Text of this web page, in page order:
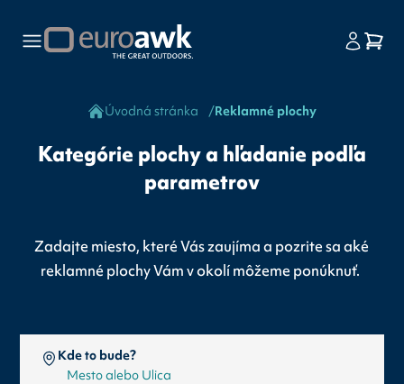
Úvodná stránka Reklamné plochy
Kategórie plochy a hľadanie podľa
parametrov
Zadajte miesto, které Vás zaujíma a pozrite sa aké
reklamné plochy Vám v okolí môžeme ponúknuť.
Kde to bude?